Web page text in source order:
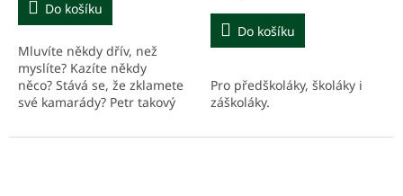
Do košíku
Mluvíte někdy dřív, než
myslíte? Kazíte někdy
něco? Stává se, že zklamete
své kamarády? Petr takový
znovu a znovu. Kdo by se s...
Do košíku
Pro předškoláky, školáky i
záškoláky.